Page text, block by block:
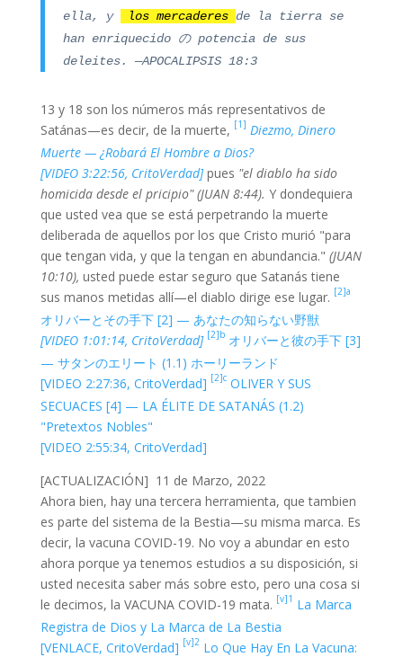
ella, y
los mercaderes de la tierra se
han enriquecidoの potencia de sus
deleites. —APOCALIPSIS 18:3
13 y 18 son los números más representativos de
Satánas—es decir, de la muerte, [1] Diezmo, Dinero
Muerte — ¿Robará El Hombre a Dios?
[VIDEO 3:22:56, CritoVerdad]pues "el diablo ha sido
homicida desde el pricipio" (JUAN 8:44). Y dondequiera
que usted vea que se está perpetrando la muerte
deliberada de aquellos por los que Cristo murió "para
que tengan vida, y que la tengan en abundancia." (JUAN
10:10), usted puede estar seguro que Satanás tiene
sus manos metidas allí—el diablo dirige ese lugar. [2]a
オリバーとその手下 [2] — あなたの知らない野獣
[VIDEO 1:01:14, CritoVerdad] [2]bオリバーと彼の手下 [3]
— サタンのエリート (1.1) ホーリーランド
[VIDEO 2:27:36, CritoVerdad] [2]cOLIVER Y SUS
SECUACES [4] — LA ÉLITE DE SATANÁS (1.2)
"Pretextos Nobles"
[VIDEO 2:55:34, CritoVerdad]
[ACTUALIZACIÓN] 11 de Marzo, 2022
Ahora bien, hay una tercera herramienta, que tambien
es parte del sistema de la Bestia—su misma marca. Es
decir, la vacuna COVID-19. No voy a abundar en esto
ahora porque ya tenemos estudios a su disposición, si
usted necesita saber más sobre esto, pero una cosa si
le decimos, la VACUNA COVID-19 mata. [v]1 La Marca
Registra de Dios y La Marca de La Bestia
[VENLACE, CritoVerdad] [v]2Lo Que Hay En La Vacuna: